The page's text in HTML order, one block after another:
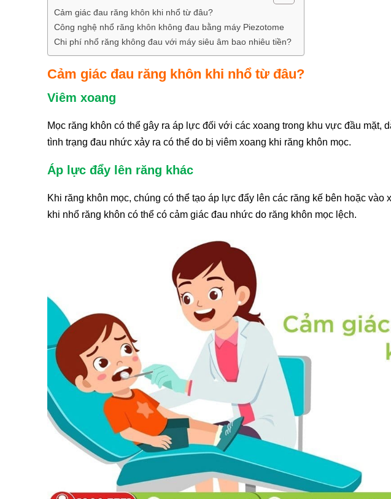
Cảm giác đau răng khôn khi nhổ từ đâu?
Công nghệ nhổ răng khôn không đau bằng máy Piezotome
Chi phí nhổ răng không đau với máy siêu âm bao nhiêu tiền?
Cảm giác đau răng khôn khi nhổ từ đâu?
Viêm xoang
Mọc răng khôn có thể gây ra áp lực đối với các xoang trong khu vực đầu mặt,
tình trạng đau nhức xảy ra có thể do bị viêm xoang khi răng khôn mọc.
Áp lực đẩy lên răng khác
Khi răng khôn mọc, chúng có thể tạo áp lực đẩy lên các răng kế bên hoặc
khi nhổ răng khôn có thể có cảm giác đau nhức do răng khôn mọc lệch.